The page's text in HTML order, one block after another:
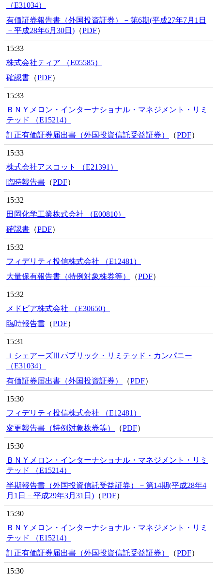
（E31034）
有価証券報告書（外国投資証券）－第6期(平成27年7月1日
－平成28年6月30日) （PDF）
15:33
株式会社ティア （E05585）
確認書 （PDF）
15:33
ＢＮＹメロン・インターナショナル・マネジメント・リミ
テッド （E15214）
訂正有価証券届出書（外国投資信託受益証券）
（PDF）
15:33
株式会社アスコット （E21391）
臨時報告書 （PDF）
15:32
田岡化学工業株式会社 （E00810）
確認書 （PDF）
15:32
フィデリティ投信株式会社 （E12481）
大量保有報告書（特例対象株券等）
（PDF）
15:32
メドピア株式会社 （E30650）
臨時報告書 （PDF）
15:31
ｉシェアーズⅢパブリック・リミテッド・カンパニー
（E31034）
有価証券届出書（外国投資証券）
（PDF）
15:30
フィデリティ投信株式会社 （E12481）
変更報告書（特例対象株券等）
（PDF）
15:30
ＢＮＹメロン・インターナショナル・マネジメント・リミ
テッド （E15214）
半期報告書（外国投資信託受益証券）－第14期(平成28年4
月1日－平成29年3月31日) （PDF）
15:30
ＢＮＹメロン・インターナショナル・マネジメント・リミ
テッド （E15214）
訂正有価証券届出書（外国投資信託受益証券）
（PDF）
15:30